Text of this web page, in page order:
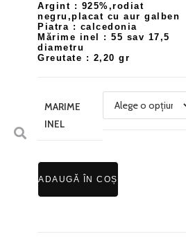
Argint : 925%,rodiat
negru,placat cu aur galben
Piatra : calcedonia
Mărime inel : 55 sav 17,5
diametru
Greutate : 2,20 gr
MARIME
INEL
ADAUGĂ ÎN COȘ